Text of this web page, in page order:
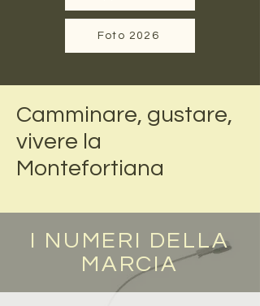
Foto 2026
Camminare, gustare,
vivere la
Montefortiana
I NUMERI DELLA
MARCIA